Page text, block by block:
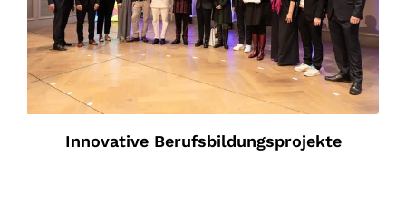
Innovative Berufsbildungsprojekte